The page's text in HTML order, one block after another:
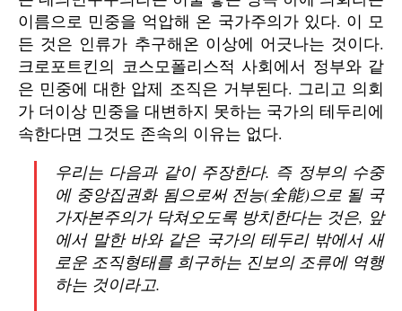
이름으로 민중을 억압해 온 국가주의가 있다. 이 모
든 것은 인류가 추구해온 이상에 어긋나는 것이다.
크로포트킨의 코스모폴리스적 사회에서 정부와 같
은 민중에 대한 압제 조직은 거부된다. 그리고 의회
가 더이상 민중을 대변하지 못하는 국가의 테두리에
속한다면 그것도 존속의 이유는 없다.
우리는 다음과 같이 주장한다. 즉 정부의 수중
에 중앙집권화 됨으로써 전능(全能)으로 될 국
가자본주의가 닥쳐오도록 방치한다는 것은, 앞
에서 말한 바와 같은 국가의 테두리 밖에서 새
로운 조직형태를 희구하는 진보의 조류에 역행
하는 것이라고.